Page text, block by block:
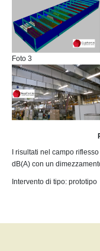
Foto 3
I risultati nel campo
dB(A) con un
Intervento di tipo: prototipo